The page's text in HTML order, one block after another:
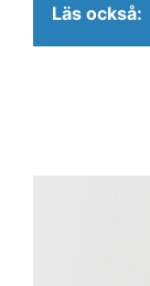
Läs också: